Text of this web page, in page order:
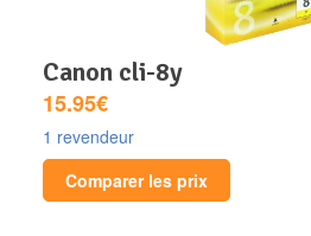
canon cli-8y
15.95€
1 revendeur
Comparer les prix